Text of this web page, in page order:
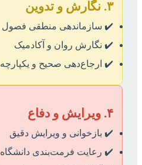
۳. نگارش و تدوین
✔️ سازماندهی منطقی فصول
✔️ نگارش روان و آکادمیک
✔️ ارجاع‌دهی صحیح و یکپارچه
۴. ویرایش و دفاع
✔️ بازخوانی و ویرایش دقیق
✔️ رعایت فرمت‌بندی دانشگاه